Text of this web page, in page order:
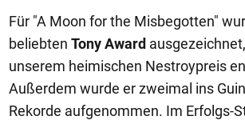
Für "A Moon for the Misbegotten"
beliebten Tony Award
unserem heimischen Nestroypreis
Außerdem wurde er zweimal ins
Rekorde aufgenommen. Im Erfolgs-